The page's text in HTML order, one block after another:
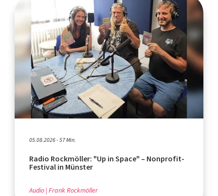
05.08.2026 - 57 Min.
Radio Rockmöller: "Up in Space" – Nonprofit-
Festival in Münster
Audio Frank Rockmöller